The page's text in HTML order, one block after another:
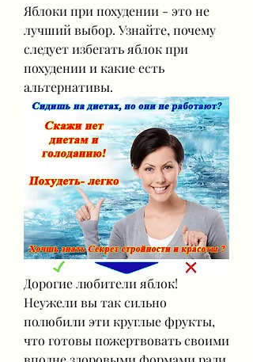
Яблоки при похудении - это не
лучший выбор. Узнайте, почему
следует избегать яблок при
похудении и какие есть
альтернативы.
Дорогие любители яблок!
Неужели вы так сильно
полюбили эти круглые фрукты,
что готовы пожертвовать своими